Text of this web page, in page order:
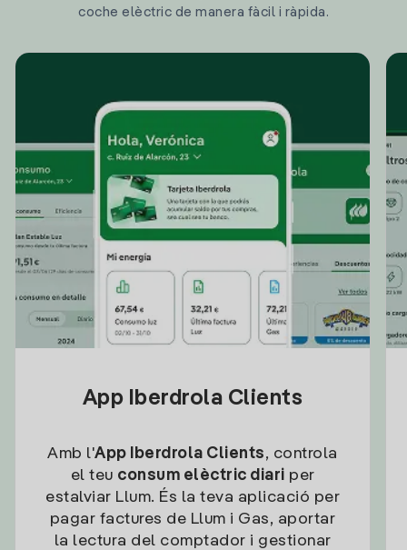
coche elèctric de manera fàcil i ràpida.
App Iberdrola Clients
Amb l'App Iberdrola Clients, controla
el teu consum elèctric diari per
estalviar Llum. És la teva aplicació per
pagar factures de Llum i Gas, aportar
la lectura del comptador i gestionar